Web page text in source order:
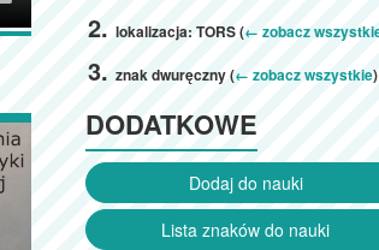
lokalizacja: TORS (← zobacz
znak dwuręczny (← zobacz wszystkie)
DODATKOWE
Dodaj do nauki
Lista znaków do nauki